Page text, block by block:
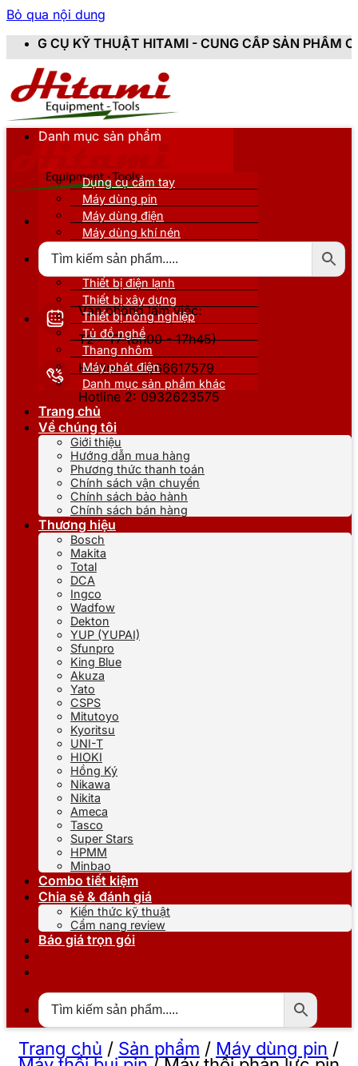
Bỏ qua nội dung
HITAMI - CUNG CẤP SẢN PHẨM CHÍNH HÃNG, MỚI
Văn phòng làm việc:
T2 - T7 (8h00 - 17h45)
Hotline 1: 0866617579
Hotline 2: 0932623575
Danh mục sản phẩm
Dụng cụ cầm tay
Máy dùng pin
Máy dùng điện
Máy dùng khí nén
Thiết bị nâng đỡ
Thiết bị điện lạnh
Thiết bị xây dựng
Thiết bị nông nghiệp
Tủ đồ nghề
Thang nhôm
Máy phát điện
Danh mục sản phẩm khác
Trang chủ
Về chúng tôi
Giới thiệu
Hướng dẫn mua hàng
Phương thức thanh toán
Chính sách vận chuyển
Chính sách bảo hành
Chính sách bán hàng
Thương hiệu
Bosch
Makita
Total
DCA
Ingco
Wadfow
Dekton
YUP (YUPAI)
Sfunpro
King Blue
Akuza
Yato
CSPS
Mitutoyo
Kyoritsu
UNI-T
HIOKI
Hồng Ký
Nikawa
Nikita
Ameca
Tasco
Super Stars
HPMM
Minbao
Combo tiết kiệm
Chia sẻ & đánh giá
Kiến thức kỹ thuật
Cẩm nang review
Báo giá trọn gói
Trang chủ / Sản phẩm / Máy dùng pin /